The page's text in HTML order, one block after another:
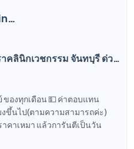
Cheonsara clinic ชอนซาราคลินิกเวชกรรม
Cheonsara clinic ชอนซาราคลินิกเวชกรรม จันทบุรี ด่วน! เปิดรับสมัคร แพทย์ผู้เชี่ยวชาญด้านผิวพรรณ (Aesthetic Doctor)
นไป(ตามความสามารถค่ะ)